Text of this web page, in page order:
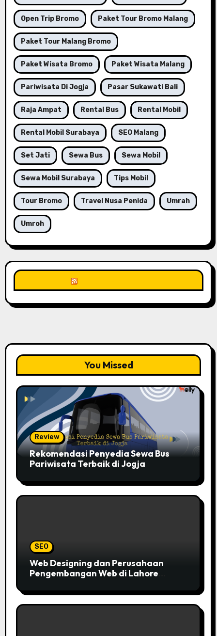
Open Trip Bromo Paket Tour Bromo Malang
Paket Tour Malang Bromo
Paket Wisata Bromo Paket Wisata Malang
Pariwisata Di Jogja Pasar Sukawati Bali
Raja Ampat Rental Bus Rental Mobil
Rental Mobil Surabaya SEO Malang
Set Jati Sewa Bus Sewa Mobil
Sewa Mobil Surabaya Tips Mobil
Tour Bromo Travel Nusa Penida Umrah
Umroh
You Missed
Review
Rekomendasi Penyedia Sewa Bus
Pariwisata Terbaik di Jogja
SEO
Web Designing dan Perusahaan
Pengembangan Web di Lahore